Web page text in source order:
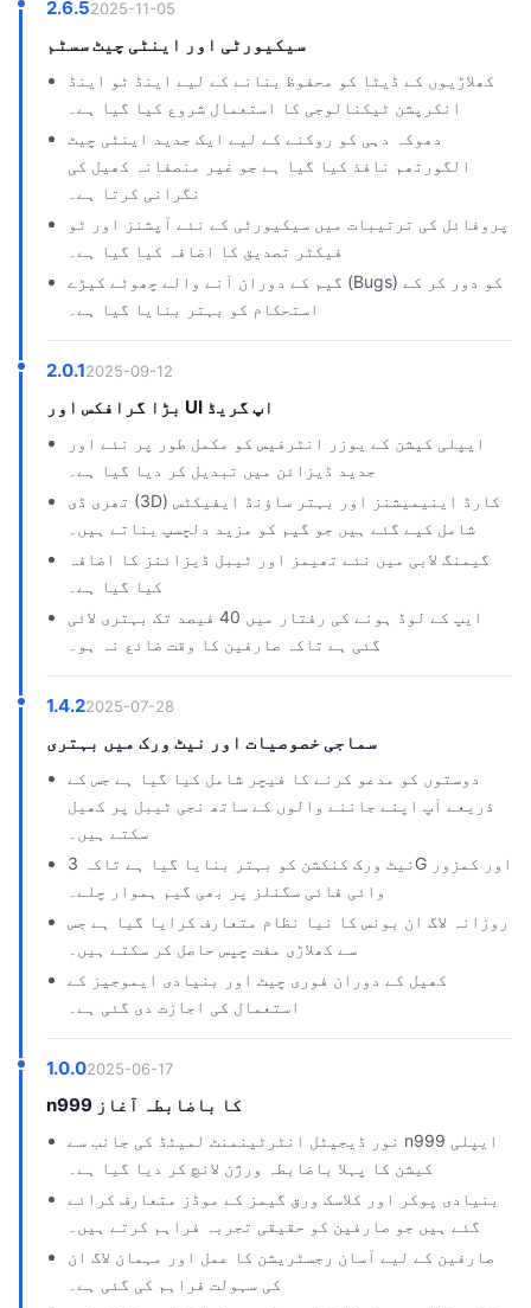
2.6.52025-11-05
سیکیورٹی اور اینٹی چیٹ سسٹم
کھلاڑیوں کے ڈیٹا کو محفوظ بنانے کے لیے اینڈ ٹو اینڈ
انکرپشن ٹیکنالوجی کا استعمال شروع کیا گیا ہے۔
دھوکہ دہی کو روکنے کے لیے ایک جدید اینٹی چیٹ
الگورتھم نافذ کیا گیا ہے جو غیر منصفانہ کھیل کی
نگرانی کرتا ہے۔
پروفائل کی ترتیبات میں سیکیورٹی کے نئے آپشنز اور ٹو
فیکٹر تصدیق کا اضافہ کیا گیا ہے۔
گیم کے دوران آنے والے چھوٹے کیڑے (Bugs) کو دور کر کے
استحکام کو بہتر بنایا گیا ہے۔
2.0.12025-09-12
بڑا گرافکس اور UI اپ گریڈ
ایپلی کیشن کے یوزر انٹرفیس کو مکمل طور پر نئے اور
جدید ڈیزائن میں تبدیل کر دیا گیا ہے۔
تھری ڈی (3D) کارڈ اینیمیشنز اور بہتر ساؤنڈ ایفیکٹس
شامل کیے گئے ہیں جو گیم کو مزید دلچسپ بناتے ہیں۔
گیمنگ لابی میں نئے تھیمز اور ٹیبل ڈیزائنز کا اضافہ
کیا گیا ہے۔
ایپ کے لوڈ ہونے کی رفتار میں 40 فیصد تک بہتری لائی
گئی ہے تاکہ صارفین کا وقت ضائع نہ ہو۔
1.4.22025-07-28
سماجی خصوصیات اور نیٹ ورک میں بہتری
دوستوں کو مدعو کرنے کا فیچر شامل کیا گیا ہے جس کے
ذریعے آپ اپنے جاننے والوں کے ساتھ نجی ٹیبل پر کھیل
سکتے ہیں۔
نیٹ ورک کنکشن کو بہتر بنایا گیا ہے تاکہ 3G اور کمزور
وائی فائی سگنلز پر بھی گیم ہموار چلے۔
روزانہ لاگ ان بونس کا نیا نظام متعارف کرایا گیا ہے جس
سے کھلاڑی مفت چپس حاصل کر سکتے ہیں۔
کھیل کے دوران فوری چیٹ اور بنیادی ایموجیز کے
استعمال کی اجازت دی گئی ہے۔
1.0.02025-06-17
n999 کا باضابطہ آغاز
نور ڈیجیٹل انٹرٹینمنٹ لمیٹڈ کی جانب سے n999 ایپلی
کیشن کا پہلا باضابطہ ورژن لانچ کر دیا گیا ہے۔
بنیادی پوکر اور کلاسک ورق گیمز کے موڈز متعارف کرائے
گئے ہیں جو صارفین کو حقیقی تجربہ فراہم کرتے ہیں۔
صارفین کے لیے آسان رجسٹریشن کا عمل اور مہمان لاگ ان
کی سہولت فراہم کی گئی ہے۔